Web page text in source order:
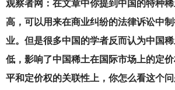
观察者网：在文章中你提到中国的特种
高，可以用来在商业纠纷的法律诉讼中
业。但是很多中国的学者反而认为中国
低，影响了中国稀土在国际市场上的定
平和定价权的关联性上，你怎么看这个问